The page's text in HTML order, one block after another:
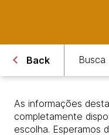
Back Busca
As informações
completamente
escolha. Esperamos